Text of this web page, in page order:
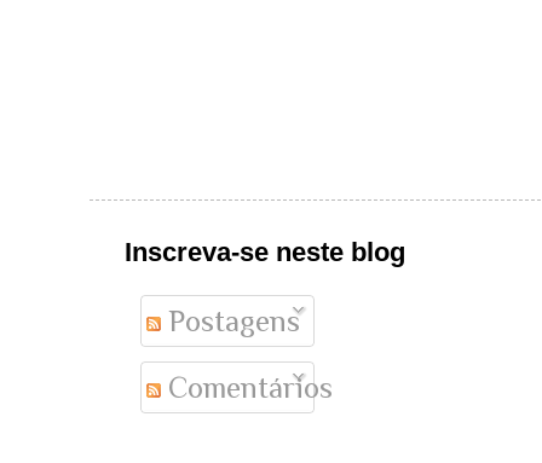
Inscreva-se neste blog
Postagens
Comentários